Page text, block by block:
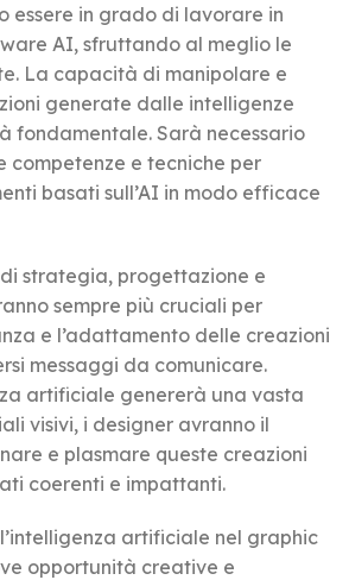
essere in grado di lavorare in
AI, sfruttando al meglio le
La capacità di manipolare e
generate dalle intelligenze
fondamentale. Sarà necessario
competenze e tecniche per
basati sull’AI in modo efficace
strategia, progettazione e
sempre più cruciali per
e l’adattamento delle creazioni
messaggi da comunicare.
artificiale genererà una vasta
visivi, i designer avranno il
e plasmare queste creazioni
coerenti e impattanti.
artificiale nel graphic
opportunità creative e